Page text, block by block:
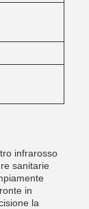
infrarosso
sanitarie
in
la